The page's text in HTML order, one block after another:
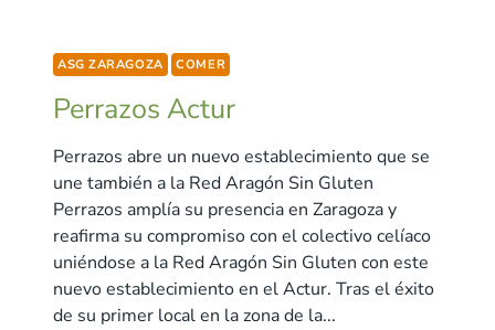
ASG ZARAGOZA COMER
Perrazos Actur
Perrazos abre un nuevo establecimiento que se
une también a la Red Aragón Sin Gluten
Perrazos amplía su presencia en Zaragoza y
reafirma su compromiso con el colectivo celíaco
uniéndose a la Red Aragón Sin Gluten con este
nuevo establecimiento en el Actur. Tras el éxito
de su primer local en la zona de la...